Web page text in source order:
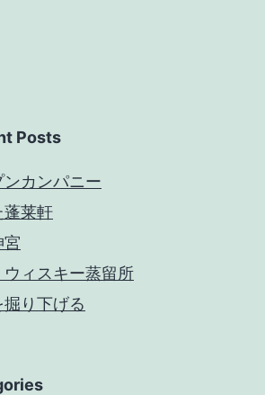
Posts
ンカンパニー
蓬莱軒
宮
ィスキー蒸留所
り下げる